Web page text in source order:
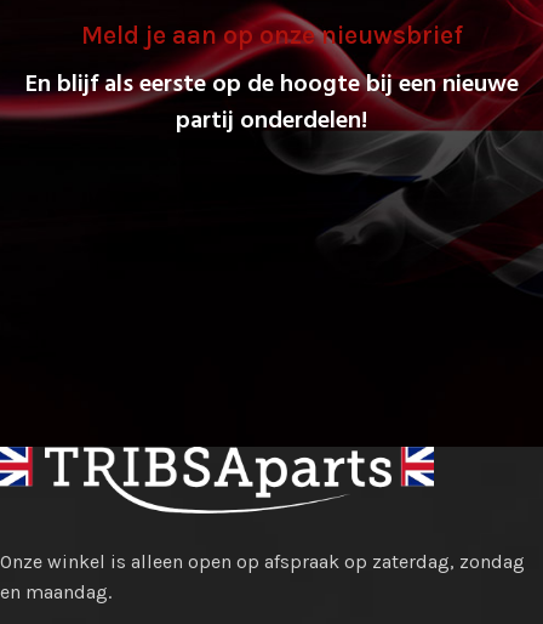
Meld je aan op onze nieuwsbrief
En blijf als eerste op de hoogte bij een nieuwe
partij onderdelen!
Onze winkel is alleen open op afspraak op zaterdag, zondag
en maandag.